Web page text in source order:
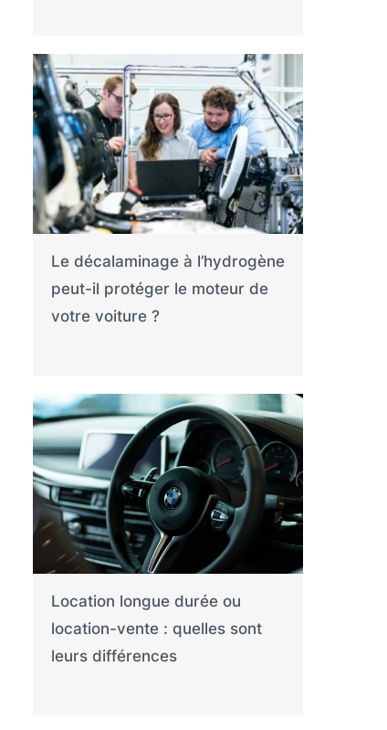
Le décalaminage à l’hydrogène
peut-il protéger le moteur de
votre voiture ?
Location longue durée ou
location-vente : quelles sont
leurs différences